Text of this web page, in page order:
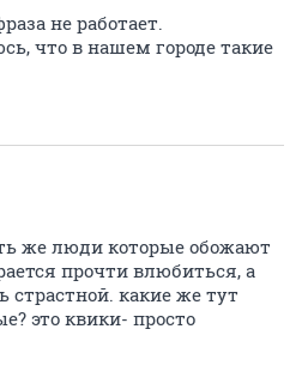
не работает.
что в нашем городе такие
же люди которые обожают
прочти влюбиться, а
страстной. какие же тут
это квики- просто